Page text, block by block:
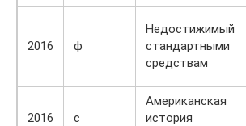
2016 ф
Недостижимый
стандартными
средствам
2016 с
Американская
история